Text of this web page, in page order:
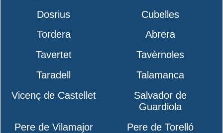
Dosrius
Cubelles
Tordera
Abrera
Tavertet
Tavèrnoles
Taradell
Talamanca
Vicenç de Castellet
Salvador de
Guardiola
Pere de Vilamajor
Pere de Torelló